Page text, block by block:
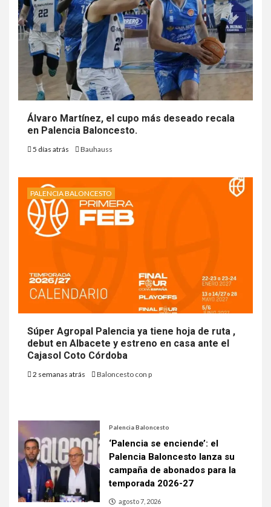
Álvaro Martínez, el cupo más deseado recala
en Palencia Baloncesto.
5 días atrás Bauhauss
PALENCIA BALONCESTO
Súper Agropal Palencia ya tiene hoja de ruta ,
debut en Albacete y estreno en casa ante el
Cajasol Coto Córdoba
2 semanas atrás Baloncesto con p
Palencia Baloncesto
‘Palencia se enciende’: el
Palencia Baloncesto lanza su
campaña de abonados para la
temporada 2026-27
agosto 7, 2026